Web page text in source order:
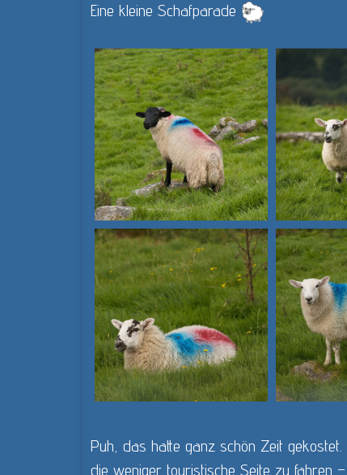
Eine kleine Schafparade
Puh, das hatte ganz schön Zeit
die weniger touristische Seite zu fahren